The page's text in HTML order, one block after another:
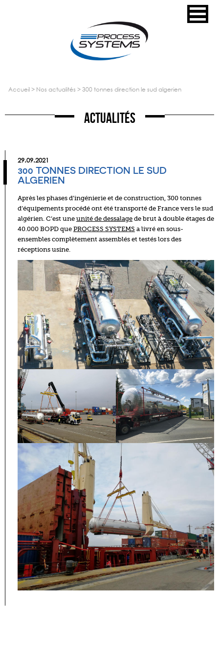
accueil> nos actualités > 300 tonnes direction le sud algerien
Actualités
29.09.2021
300 TONNES DIRECTION LE SUD
ALGERIEN
Après les phases d’ingénierie et de construction, 300 tonnes
d’équipements procédé ont été transporté de France vers le sud
algérien. C’est une unité de dessalage de brut à double étages de
40.000 BOPD que PROCESS SYSTEMS a livré en sous-
ensembles complètement assemblés et testés lors des
réceptions usine.